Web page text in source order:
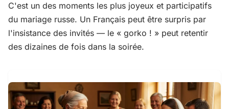
C'est un des moments les plus joyeux et participatifs
du mariage russe. Un Français peut être surpris par
l'insistance des invités — le « gorko ! » peut retentir
des dizaines de fois dans la soirée.